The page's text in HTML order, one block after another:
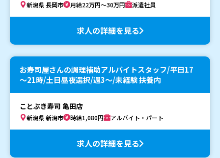
新潟県 長岡市 月給22万円～30万円 派遣社員
求人の詳細を見る
お寿司屋さんの調理補助アルバイトスタッフ/平日17
～21時/土日昼夜選択/週3～/未経験 扶養内
ことぶき寿司 亀田店
新潟県 新潟市 時給1,080円 アルバイト・パート
求人の詳細を見る